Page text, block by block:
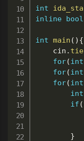
int
inline bool
int main ( ) {
	cin
. tie
for(int
for(int
for(int
int
if (
}